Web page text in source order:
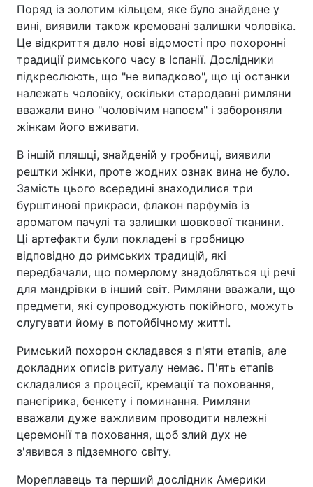
Поряд із золотим кільцем, яке було знайдене у
вині, виявили також кремовані залишки чоловіка.
Це відкриття дало нові відомості про похоронні
традиції римського часу в Іспанії. Дослідники
підкреслюють, що "не випадково", що ці останки
належать чоловіку, оскільки стародавні римляни
вважали вино "чоловічим напоєм" і забороняли
жінкам його вживати.
В іншій пляшці, знайденій у гробниці, виявили
рештки жінки, проте жодних ознак вина не було.
Замість цього всередині знаходилися три
бурштинові прикраси, флакон парфумів із
ароматом пачулі та залишки шовкової тканини.
Ці артефакти були покладені в гробницю
відповідно до римських традицій, які
передбачали, що померлому знадобляться ці речі
для мандрівки в інший світ. Римляни вважали, що
предмети, які супроводжують покійного, можуть
слугувати йому в потойбічному житті.
Римський похорон складався з п'яти етапів, але
докладних описів ритуалу немає. П'ять етапів
складалися з процесії, кремації та поховання,
панегірика, бенкету і поминання. Римляни
вважали дуже важливим проводити належні
церемонії та поховання, щоб злий дух не
з'явився з підземного світу.
Мореплавець та перший дослідник Америки